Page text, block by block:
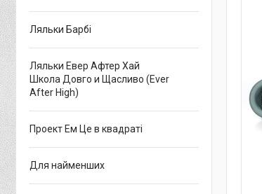
Ляльки Барбі
Ляльки Евер Афтер Хай
Школа Довго и Щасливо (Ever
After High)
Проект Ем Це в квадраті
Для найменших